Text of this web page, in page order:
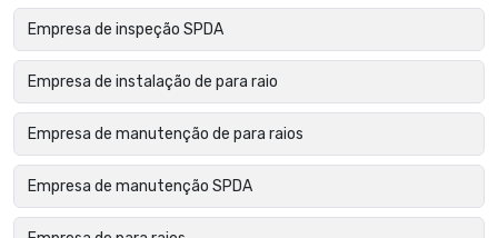
Empresa de inspeção SPDA
Empresa de instalação de para raio
Empresa de manutenção de para raios
Empresa de manutenção SPDA